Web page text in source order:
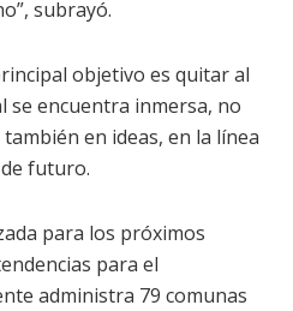
subrayó.
objetivo es quitar al
se encuentra inmersa, no
en ideas, en la línea
futuro.
para los próximos
para el
administra 79 comunas